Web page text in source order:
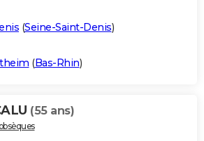
(Seine-Saint-Denis)
(Bas-Rhin)
(55 ans)